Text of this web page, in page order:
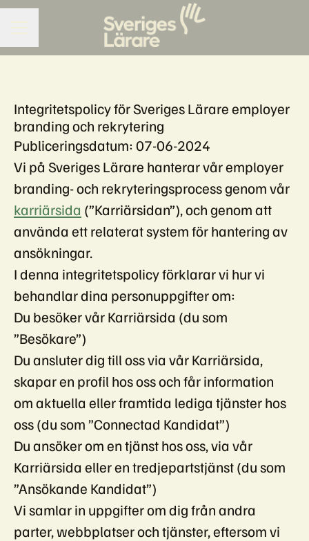
KARRIÄRMENY
Integritetspolicy för Sveriges Lärare employer
branding och rekrytering
Publiceringsdatum: 07-06-2024
Vi på Sveriges Lärare hanterar vår employer
branding- och rekryteringsprocess genom vår
karriärsida (”Karriärsidan”), och genom att
använda ett relaterat system för hantering av
ansökningar.
I denna integritetspolicy förklarar vi hur vi
behandlar dina personuppgifter om:
Du besöker vår Karriärsida (du som
”Besökare”)
Du ansluter dig till oss via vår Karriärsida,
skapar en profil hos oss och får information
om aktuella eller framtida lediga tjänster hos
oss (du som ”Connectad Kandidat”)
Du ansöker om en tjänst hos oss, via vår
Karriärsida eller en tredjepartstjänst (du som
”Ansökande Kandidat”)
Vi samlar in uppgifter om dig från andra
parter, webbplatser och tjänster, eftersom vi